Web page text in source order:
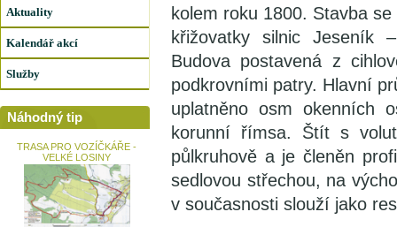
Aktuality
Kalendář akcí
Služby
Náhodný tip
TRASA PRO VOZÍČKÁŘE -
VELKÉ LOSINY
kolem roku 1800. Stavba
křižovatky silnic Jeseník
Budova postavená z
podkrovními patry. Hlavní
uplatněno osm okenních
korunní římsa. Štít s
půlkruhově a je členěn
sedlovou střechou, na
v současnosti slouží jako